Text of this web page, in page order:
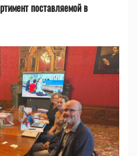
поставляемой в